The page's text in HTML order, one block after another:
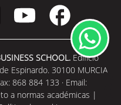
SCHOOL. Edificio
Espinardo. 30100 MURCIA
868 884 133 · Email:
a normas académicas |